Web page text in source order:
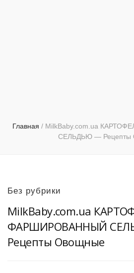
Главная / MilkBaby.com.ua
СЕЛЬДЬЮ — Рецепты
Без рубрики
MilkBaby.com.ua
ФАРШИРОВАННЫЙ
Рецепты Овощные